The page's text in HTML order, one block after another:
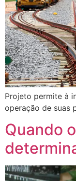
Projeto permite à
operação de suas
Quando